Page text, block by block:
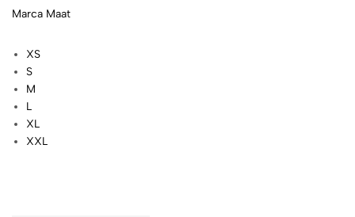
Marca Maat
XS
S
M
L
XL
XXL